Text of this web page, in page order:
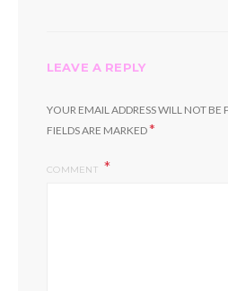
LEAVE A REPLY
YOUR EMAIL ADDRESS WILL NOT BE
FIELDS ARE MARKED*
COMMENT